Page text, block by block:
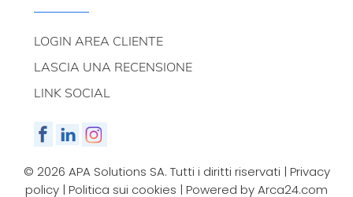
LOGIN AREA CLIENTE
LASCIA UNA RECENSIONE
LINK SOCIAL
© 2026 APA Solutions SA. Tutti i diritti riservati | Privacy
policy | Politica sui cookies | Powered byArca24.com